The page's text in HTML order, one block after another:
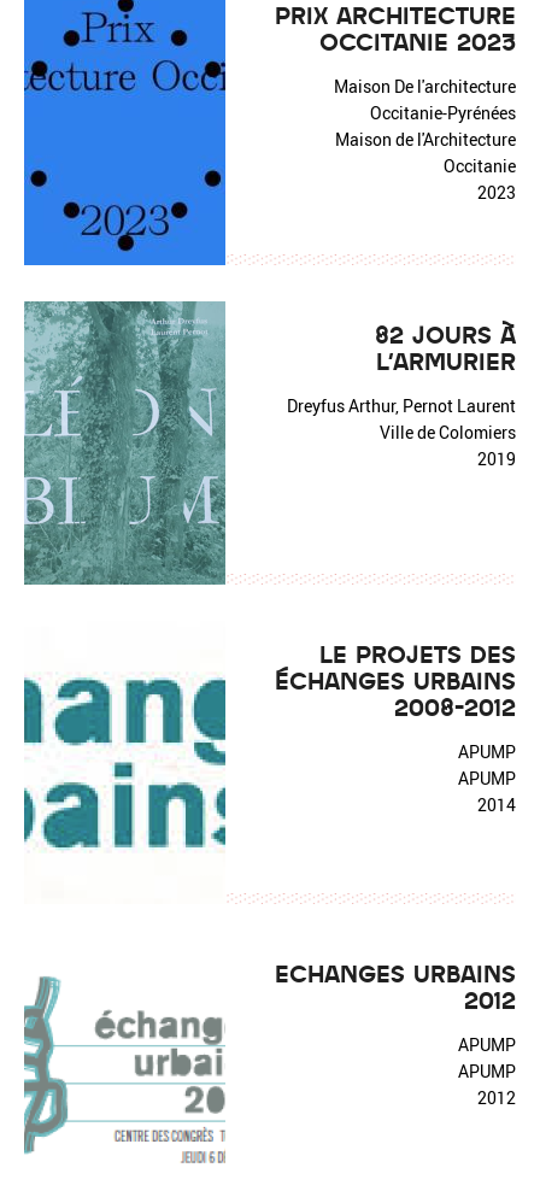
PRIX ARCHITECTURE
OCCITANIE 2023
Maison De l'architecture
Occitanie-Pyrénées
Maison de l'Architecture
Occitanie
2023
82 JOURS À
L'ARMURIER
Dreyfus Arthur, Pernot Laurent
Ville de Colomiers
2019
LE PROJETS DES
ÉCHANGES URBAINS
2008-2012
APUMP
APUMP
2014
ECHANGES URBAINS
2012
APUMP
APUMP
2012